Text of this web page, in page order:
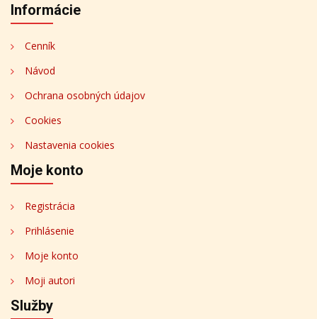
Informácie
Cenník
Návod
Ochrana osobných údajov
Cookies
Nastavenia cookies
Moje konto
Registrácia
Prihlásenie
Moje konto
Moji autori
Služby